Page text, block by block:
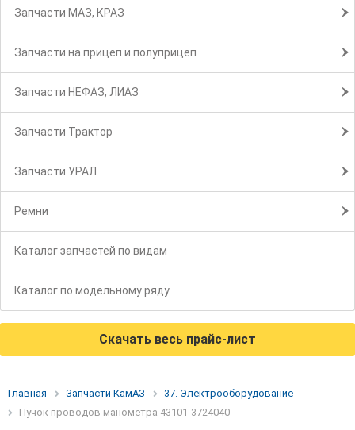
Запчасти МАЗ, КРАЗ
Запчасти на прицеп и полуприцеп
Запчасти НЕФАЗ, ЛИАЗ
Запчасти Трактор
Запчасти УРАЛ
Ремни
Каталог запчастей по видам
Каталог по модельному ряду
Скачать весь прайс-лист
Главная Запчасти КамАЗ
37. Электрооборудование
Пучок проводов манометра 43101-3724040